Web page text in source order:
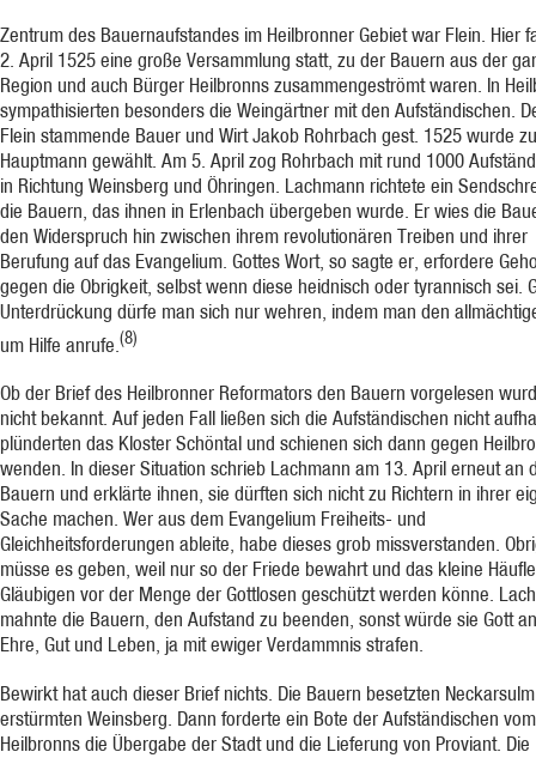
Zentrum des Bauernaufstandes im Heilbronner Gebiet war Flein. Hier
2. April 1525 eine große Versammlung statt, zu der Bauern aus der
Region und auch Bürger Heilbronns zusammengeströmt waren. In
sympathisierten besonders die Weingärtner mit den Aufständischen.
Flein stammende Bauer und Wirt Jakob Rohrbach gest. 1525 wurde
Hauptmann gewählt. Am 5. April zog Rohrbach mit rund 1000
in Richtung Weinsberg und Öhringen. Lachmann richtete ein
die Bauern, das ihnen in Erlenbach übergeben wurde. Er wies die
den Widerspruch hin zwischen ihrem revolutionären Treiben und ihrer
Berufung auf das Evangelium. Gottes Wort, so sagte er, erfordere
gegen die Obrigkeit, selbst wenn diese heidnisch oder tyrannisch sei.
Unterdrückung dürfe man sich nur wehren, indem man den
um Hilfe anrufe. (8)
Ob der Brief des Heilbronner Reformators den Bauern vorgelesen
nicht bekannt. Auf jeden Fall ließen sich die Aufständischen nicht
plünderten das Kloster Schöntal und schienen sich dann gegen
wenden. In dieser Situation schrieb Lachmann am 13. April erneut an
Bauern und erklärte ihnen, sie dürften sich nicht zu Richtern in ihrer
Sache machen. Wer aus dem Evangelium Freiheits- und
Gleichheitsforderungen ableite, habe dieses grob missverstanden.
müsse es geben, weil nur so der Friede bewahrt und das kleine
Gläubigen vor der Menge der Gottlosen geschützt werden könne.
mahnte die Bauern, den Aufstand zu beenden, sonst würde sie Gott
Ehre, Gut und Leben, ja mit ewiger Verdammnis strafen.
Bewirkt hat auch dieser Brief nichts. Die Bauern besetzten
erstürmten Weinsberg. Dann forderte ein Bote der Aufständischen
Heilbronns die Übergabe der Stadt und die Lieferung von Proviant. Die